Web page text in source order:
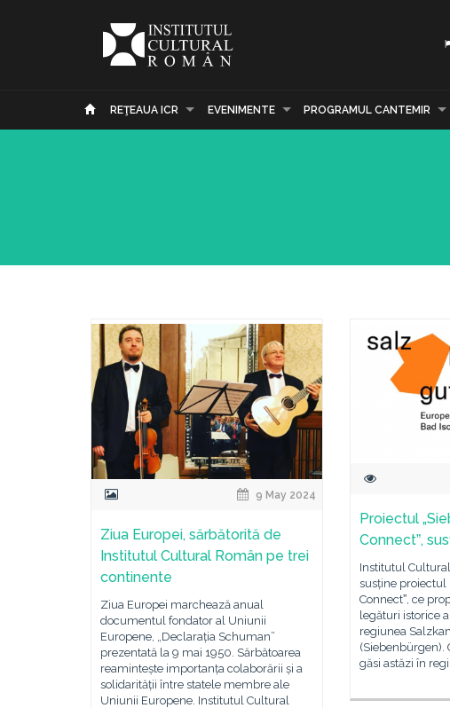
REŢEAUA ICR EVENIMENTE PROGRAMUL CANTEMIR
9 May 2024
Ziua Europei, sărbătorită de
Institutul Cultural Român pe trei
continente
Ziua Europei marchează anual
documentul fondator al Uniunii
Europene, „Declarația Schuman”
prezentată la 9 mai 1950. Sărbătoarea
reamintește importanța colaborării și a
solidarității între statele membre ale
Uniunii Europene. Institutul Cultural
Proiectul
Connectˮ,
Institutul
susține proiectul
Connectˮ, ce
legături istorice
regiunea
(Siebenbürgen).
găsi astăzi în